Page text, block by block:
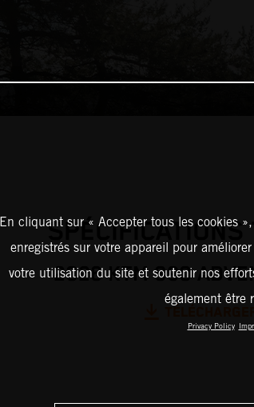
SPÉCIFICATIONS
2026 KTM 890
En cliquant sur « Accepter tous les cookies
enregistrés sur votre appareil pour
votre utilisation du site et soutenir nos
également être
Privacy Policy